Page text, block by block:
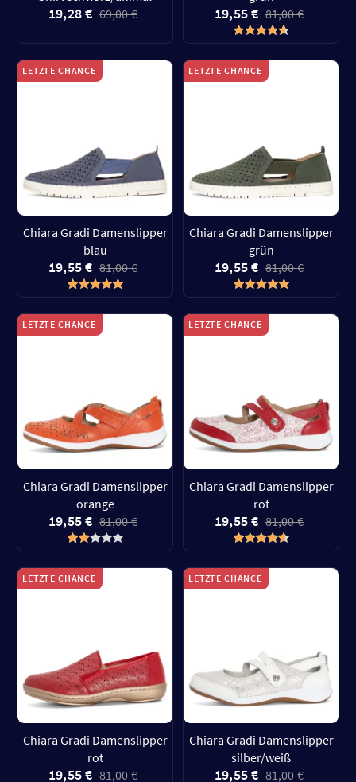
19,28 € 69,00 € 19,55 € 81,00 €
LETZTE CHANCE
Chiara Gradi Damenslipper
blau
19,55 € 81,00 €
LETZTE CHANCE
Chiara Gradi Damenslipper
grün
19,55 € 81,00 €
LETZTE CHANCE
Chiara Gradi Damenslipper
orange
19,55 € 81,00 €
LETZTE CHANCE
Chiara Gradi Damenslipper
rot
19,55 € 81,00 €
LETZTE CHANCE
Chiara Gradi Damenslipper
rot
19,55 € 81,00 €
LETZTE CHANCE
Chiara Gradi Damenslipper
silber/weiß
19,55 € 81,00 €